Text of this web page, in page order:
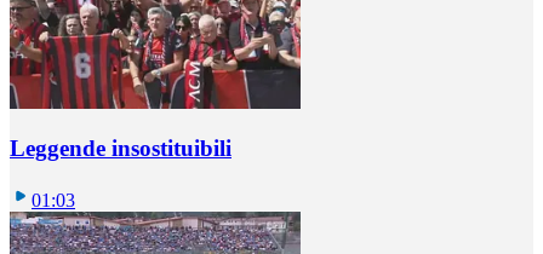
Leggende insostituibili
01:03